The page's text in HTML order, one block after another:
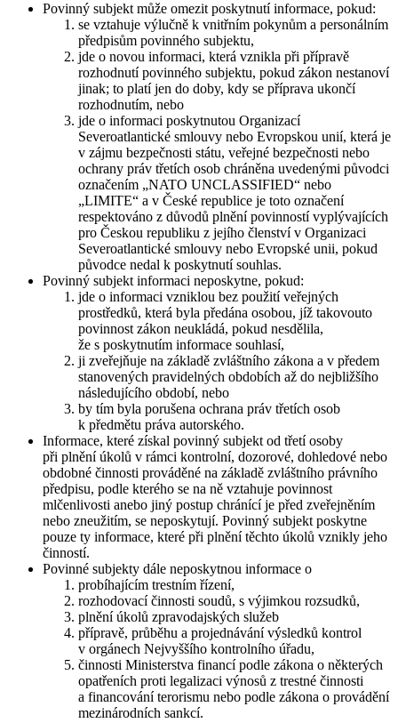
Povinný subjekt může omezit poskytnutí informace, pokud:
se vztahuje výlučně k vnitřním pokynům a personálním
předpisům povinného subjektu,
jde o novou informaci, která vznikla při přípravě
rozhodnutí povinného subjektu, pokud zákon nestanoví
jinak; to platí jen do doby, kdy se příprava ukončí
rozhodnutím, nebo
jde o informaci poskytnutou Organizací
Severoatlantické smlouvy nebo Evropskou unií, která je
v zájmu bezpečnosti státu, veřejné bezpečnosti nebo
ochrany práv třetích osob chráněna uvedenými původci
označením „NATO UNCLASSIFIED“ nebo
„LIMITE“ a v České republice je toto označení
respektováno z důvodů plnění povinností vyplývajících
pro Českou republiku z jejího členství v Organizaci
Severoatlantické smlouvy nebo Evropské unii, pokud
původce nedal k poskytnutí souhlas.
Povinný subjekt informaci neposkytne, pokud:
jde o informaci vzniklou bez použití veřejných
prostředků, která byla předána osobou, jíž takovouto
povinnost zákon neukládá, pokud nesdělila,
že s poskytnutím informace souhlasí,
ji zveřejňuje na základě zvláštního zákona a v předem
stanovených pravidelných obdobích až do nejbližšího
následujícího období, nebo
by tím byla porušena ochrana práv třetích osob
k předmětu práva autorského.
Informace, které získal povinný subjekt od třetí osoby
při plnění úkolů v rámci kontrolní, dozorové, dohledové nebo
obdobné činnosti prováděné na základě zvláštního právního
předpisu, podle kterého se na ně vztahuje povinnost
mlčenlivosti anebo jiný postup chránící je před zveřejněním
nebo zneužitím, se neposkytují. Povinný subjekt poskytne
pouze ty informace, které při plnění těchto úkolů vznikly jeho
činností.
Povinné subjekty dále neposkytnou informace o
probíhajícím trestním řízení,
rozhodovací činnosti soudů, s výjimkou rozsudků,
plnění úkolů zpravodajských služeb
přípravě, průběhu a projednávání výsledků kontrol
v orgánech Nejvyššího kontrolního úřadu,
činnosti Ministerstva financí podle zákona o některých
opatřeních proti legalizaci výnosů z trestné činnosti
a financování terorismu nebo podle zákona o provádění
mezinárodních sankcí.